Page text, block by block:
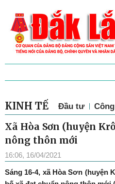
KINH TẾ Đầu tư
Xã Hòa Sơn (huyện
nông thôn mới
16:06, 16/04/2021
Sáng 16-4, xã Hòa Sơn (huyện